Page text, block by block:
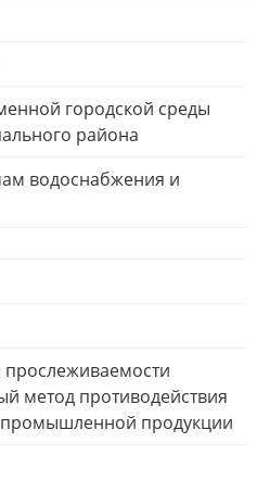
городской среды
района
водоснабжения и
метод противодействия
продукции